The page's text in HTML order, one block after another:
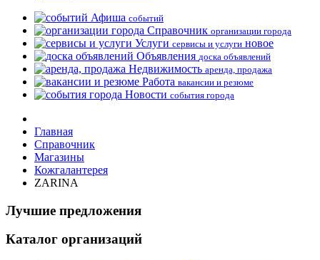
Афиша событий
Справочник организации города
Услуги сервисы и услуги новое
Объявления доска объявлений
Недвижимость аренда, продажа
Работа вакансии и резюме
Новости события города
Главная
Справочник
Магазины
Кожгалантерея
ZARINA
Лучшие предложения
Каталог организаций